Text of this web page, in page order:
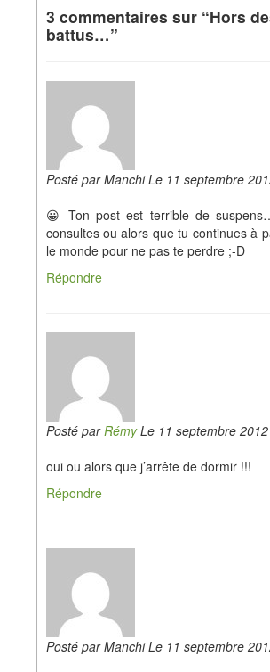
3 commentaires sur “Hors
battus…”
Posté par Manchi Le 11 septembre
😀 Ton post est terrible de
consultes ou alors que tu continues à
le monde pour ne pas te perdre ;-D
Répondre
Posté parRémyLe 11 septembre
oui ou alors que j’arrête de dormir !!!
Répondre
Posté par Manchi Le 11 septembre